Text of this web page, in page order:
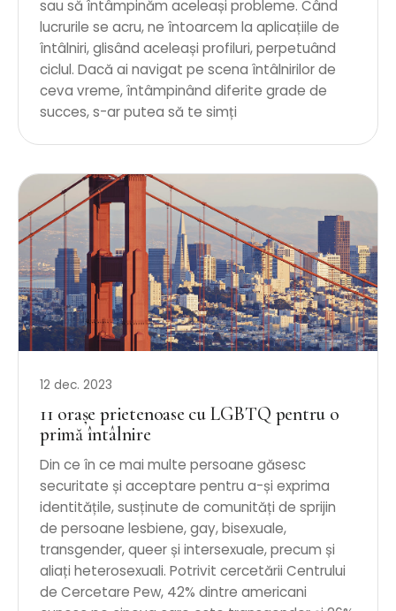
sau să întâmpinăm aceleași probleme. Când
lucrurile se acru, ne întoarcem la aplicațiile de
întâlniri, glisând aceleași profiluri, perpetuând
ciclul. Dacă ai navigat pe scena întâlnirilor de
ceva vreme, întâmpinând diferite grade de
succes, s-ar putea să te simți
12 dec. 2023
11 orașe prietenoase cu LGBTQ pentru o
primă întâlnire
Din ce în ce mai multe persoane găsesc
securitate și acceptare pentru a-și exprima
identitățile, susținute de comunități de sprijin
de persoane lesbiene, gay, bisexuale,
transgender, queer și intersexuale, precum și
aliați heterosexuali. Potrivit cercetării Centrului
de Cercetare Pew, 42% dintre americani